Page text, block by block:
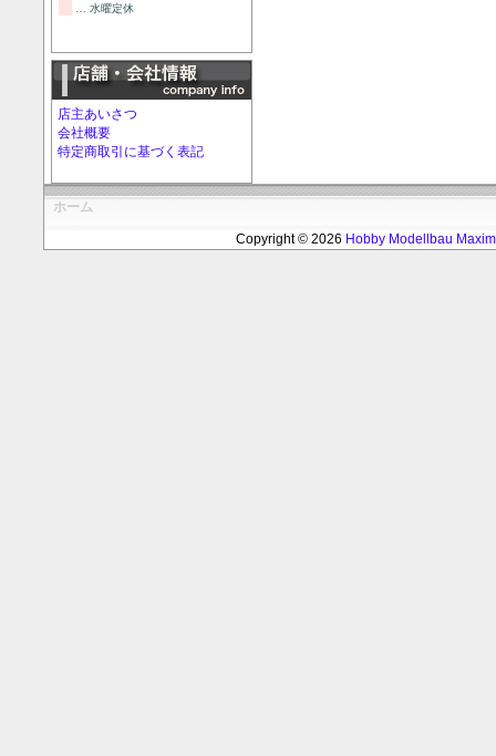
… 水曜定休
店主あいさつ
会社概要
特定商取引に基づく表記
ホーム
Copyright © 2026 Hobby Modellbau